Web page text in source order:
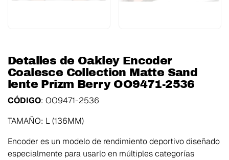
Detalles de Oakley Encoder
Coalesce Collection Matte Sand
lente Prizm Berry OO9471-2536
CÓDIGO: OO9471-2536
TAMAÑO: L (136MM)
Encoder es un modelo de rendimiento deportivo diseñado
especialmente para usarlo en múltiples categorías